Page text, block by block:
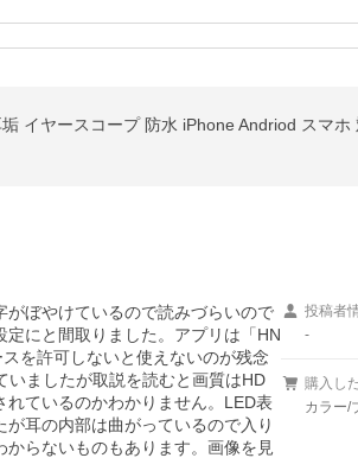
イヤースコープ 防水 iPhone Andriod スマホ
ぼやけているので読みづらいので
にと間取りました。アプリは「HN
を許可しないと使えないのが残念
いましたが取説を読むと画質はHD
ているのかわかりません。LED表
耳の内部は曲がっているので入り
らないものもあります。画像を見
投稿者
-
購入し
カラー/